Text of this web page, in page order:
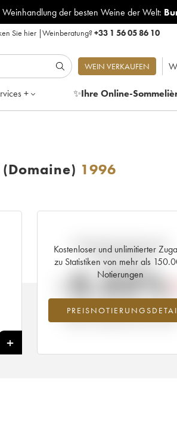
Weinhandlung der besten Weine der Welt:
Sie hier|Weinberatung?+33 1 56 05 86 10
WEIN VERKAUFEN
+ ✨Ihre Online-
1996
+
Kostenloser und unlimitierter
zu Statistiken von mehr als
Notierungen
Aktuelle Entwicklung der
Preisnotierung
-3.32%
Preisabfall des Jahrgangs 1996 im
2026 im Vergleich zum Jahr 2025